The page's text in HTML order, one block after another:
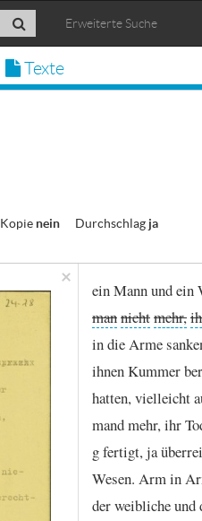
Erweiterte Suche
Texte
Kopie nein Durchschlag ja
×
einMannundein
mannichtmehr,
indieArme
ihnenKummer
hatten,vielleicht
mandmehr,ihr
gfertigt,ja
Wesen. Armin
derweiblicheund